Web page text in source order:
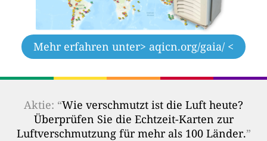
Mehr erfahren unter> aqicn.org/gaia/ <
Aktie: “Wie verschmutzt ist die Luft heute?
Überprüfen Sie die Echtzeit-Karten zur
Luftverschmutzung für mehr als 100 Länder.”